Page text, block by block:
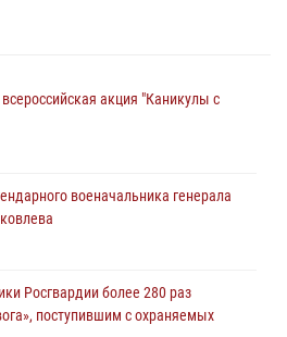
акция "Каникулы с
военачальника генерала
Росгвардии более 280 раз
поступившим с охраняемых